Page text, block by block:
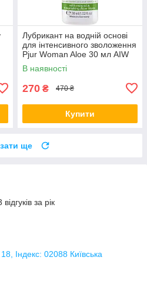
Лубрикант на водній основі
для інтенсивного зволоження
Pjur Woman Aloe 30 мл AIW
Or1447
В наявності
270 ₴ 470 ₴
Купити
ще
за рік
Індекс: 02088 Київська